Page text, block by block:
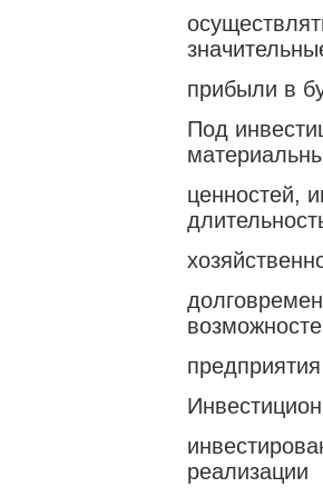
прибыли в
Под
ценностей,
реализации